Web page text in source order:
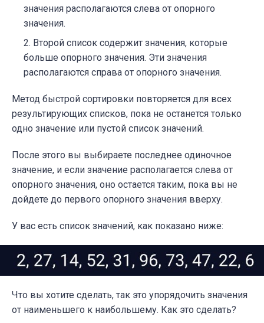
значения располагаются слева от опорного
значения.
Второй список содержит значения, которые
больше опорного значения. Эти значения
располагаются справа от опорного значения.
Метод быстрой сортировки повторяется для всех
результирующих списков, пока не останется только
одно значение или пустой список значений.
После этого вы выбираете последнее одиночное
значение, и если значение располагается слева от
опорного значения, оно остается таким, пока вы не
дойдете до первого опорного значения вверху.
У вас есть список значений, как показано ниже:
Что вы хотите сделать, так это упорядочить значения
от наименьшего к наибольшему. Как это сделать?